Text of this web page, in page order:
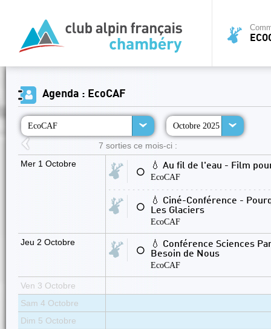
Agenda : EcoCAF
EcoCAF Octobre 2025
7 sorties ce mois-ci :
Mer 1 Octobre
⚪
💧 Au fil de l'eau - Film
EcoCAF
⚪
💧 Ciné-Conférence -
Les Glaciers
EcoCAF
Jeu 2 Octobre
⚪
💧 Conférence Sciences
Besoin de Nous
EcoCAF
Ven 3 Octobre
Sam 4 Octobre
Dim 5 Octobre